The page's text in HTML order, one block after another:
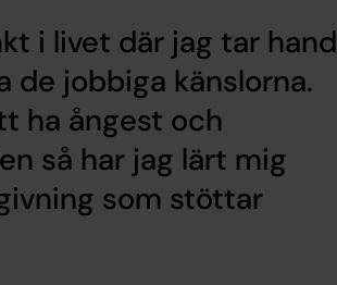
i livet där jag tar hand
de jobbiga känslorna.
ha ångest och
så har jag lärt mig
som stöttar